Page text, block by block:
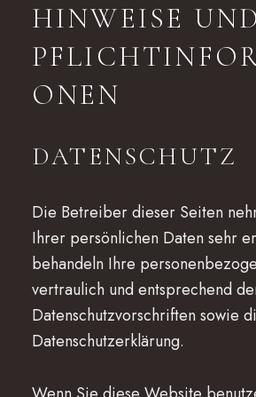
HINWEISE UND
ONEN
DATENSCHUTZ
Die Betreiber dieser Seiten
Ihrer persönlichen Daten sehr
behandeln Ihre
vertraulich und entsprechend
Datenschutzvorschriften sowie
Datenschutzerklärung.